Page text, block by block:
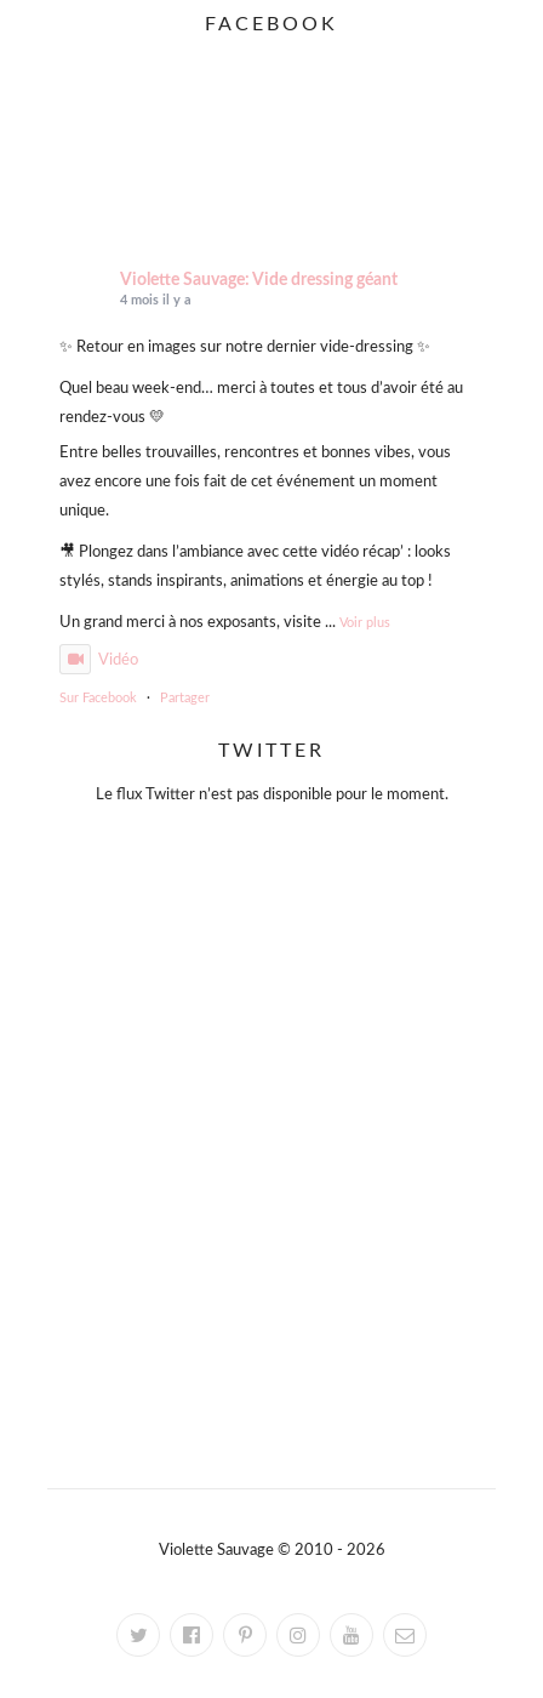
FACEBOOK
Violette Sauvage: Vide dressing géant
4 mois il y a
✨ Retour en images sur notre dernier vide-dressing ✨
Quel beau week-end… merci à toutes et tous d’avoir été au
rendez-vous 💛
Entre belles trouvailles, rencontres et bonnes vibes, vous
avez encore une fois fait de cet événement un moment
unique.
🎥 Plongez dans l’ambiance avec cette vidéo récap’ : looks
stylés, stands inspirants, animations et énergie au top !
Un grand merci à nos exposants, visite ... Voir plus
Vidéo
Sur Facebook · Partager
4 mois il y a
TWITTER
Le flux Twitter n’est pas disponible pour le moment.
Violette Sauvage © 2010 - 2026